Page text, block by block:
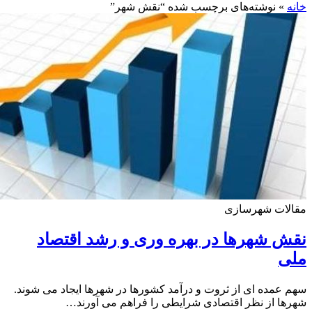
»نوشته‌های برچسب شده “نقش شهر”
شهرسازی
شهرها در بهره وری و رشد اقتصاد
عمده ای از ثروت و درآمد کشورها در شهرها ایجاد می شوند.
از نظر اقتصادی شرایطی را فراهم می آورند…